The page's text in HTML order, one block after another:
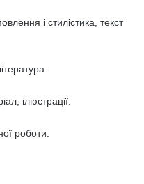
і стилістика, текст
ілюстрації.
роботи.